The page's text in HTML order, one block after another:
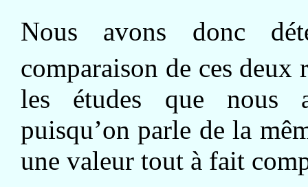
Nous avons donc
comparaison de ces
les études que nous
puisqu’on parle de la
une valeur tout à fait